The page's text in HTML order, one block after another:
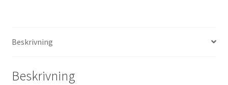
mängd
Beskrivning
Beskrivning